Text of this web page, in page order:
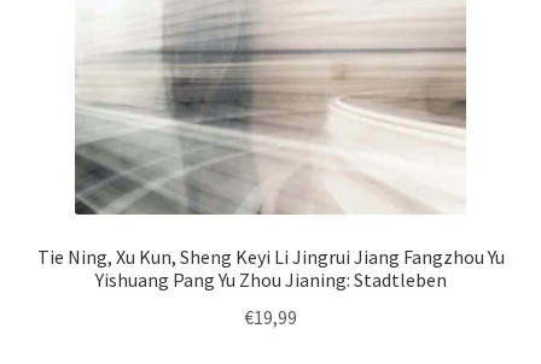
Tie Ning, Xu Kun, Sheng Keyi Li Jingrui Jiang Fangzhou Yu
Yishuang Pang Yu Zhou Jianing: Stadtleben
€19,99